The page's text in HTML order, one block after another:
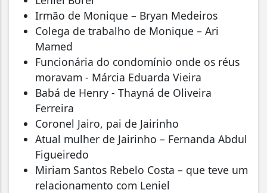
Irmão de Monique – Bryan Medeiros
Colega de trabalho de Monique – Ari
Mamed
Funcionária do condomínio onde os réus
moravam - Márcia Eduarda Vieira
Babá de Henry - Thayná de Oliveira
Ferreira
Coronel Jairo, pai de Jairinho
Atual mulher de Jairinho – Fernanda Abdul
Figueiredo
Miriam Santos Rebelo Costa – que teve um
relacionamento com Leniel